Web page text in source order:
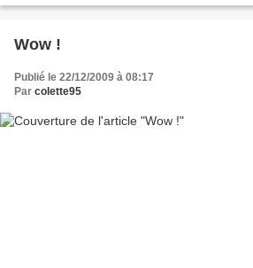
Wow !
Publié le 22/12/2009 à 08:17
Par colette95